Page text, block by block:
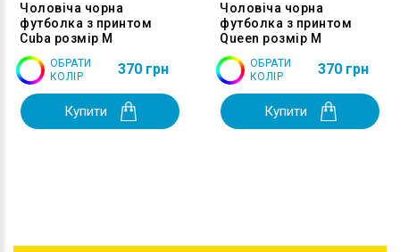
Чоловіча чорна
футболка з принтом
Cuba розмір M
ОБРАТИ
КОЛІР
370 грн
Купити
Чоловіча чорна
футболка з принтом
Queen розмір M
ОБРАТИ
КОЛІР
370 грн
Купити